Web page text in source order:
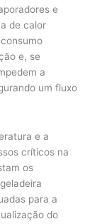
e
de calor
e, se
a
um fluxo
e a
críticos na
os
para a
do